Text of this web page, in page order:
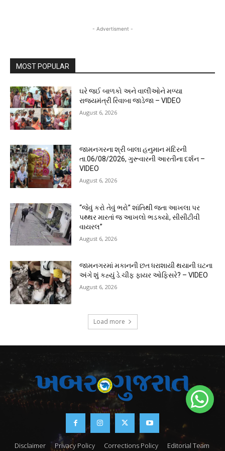
- Advertisment -
MOST POPULAR
ઘરે જઈ બાળકો અને વાલીઓને મળ્યા
રાજ્યમંત્રી રિવાબા જાડેજા – VIDEO
August 6, 2026
જામનગરના શ્રી બાલા હનુમાન મંદિરની
તા.06/08/2026, ગુરૂવારની આરતીના દર્શન –
VIDEO
August 6, 2026
“જેવું કરો તેવું ભરો” શાંતિથી જતા આખલા પર
પથ્થર મારતાં જ આખલો ભડક્યો, સીસીટીવી
વાયરલ”
August 6, 2026
જામનગરમાં મકાનની છત ધરાશાયી થયાની ઘટના
અંગે શું કહ્યું ડે.ચીફ ફાયર ઓફિસરે? – VIDEO
August 6, 2026
Load more
Disclaimer Privacy Policy Corrections Policy Editorial Team